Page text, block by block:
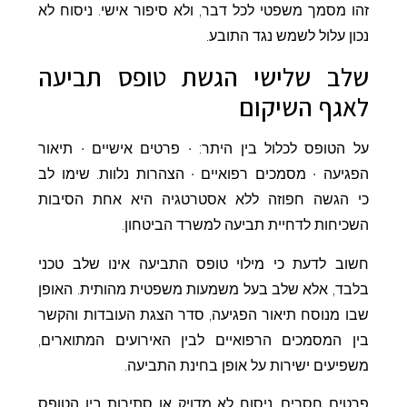
זהו מסמך משפטי לכל דבר, ולא סיפור אישי. ניסוח לא
נכון עלול לשמש נגד התובע.
שלב שלישי הגשת טופס תביעה
לאגף השיקום
על הטופס לכלול בין היתר: • פרטים אישיים • תיאור
הפגיעה • מסמכים רפואיים • הצהרות נלוות. שימו לב
כי הגשה חפוזה ללא אסטרטגיה היא אחת הסיבות
השכיחות לדחיית תביעה למשרד הביטחון.
חשוב לדעת כי מילוי טופס התביעה אינו שלב טכני
בלבד, אלא שלב בעל משמעות משפטית מהותית. האופן
שבו מנוסח תיאור הפגיעה, סדר הצגת העובדות והקשר
בין המסמכים הרפואיים לבין האירועים המתוארים,
משפיעים ישירות על אופן בחינת התביעה.